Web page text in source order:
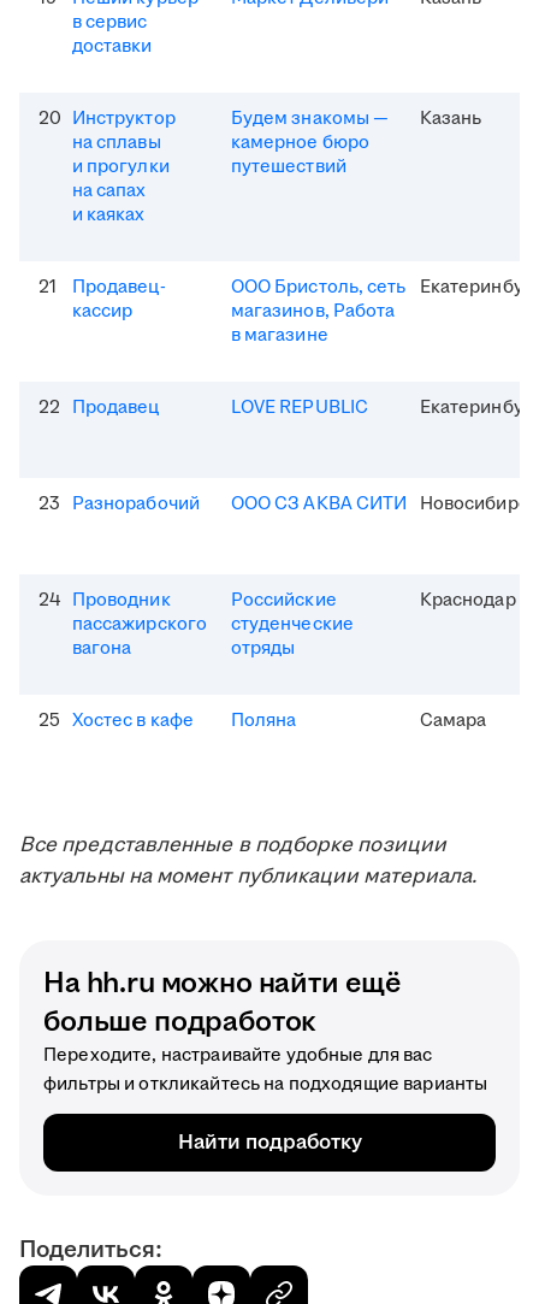
в сервис
доставки
20 Инструктор
на сплавы
и прогулки
на сапах
и каяках
Будем знакомы —
камерное бюро
путешествий
Казань
21
Продавец-
кассир
ООО Бристоль, сеть
магазинов, Работа
в магазине
22 Продавец LOVE REPUBLIC
23 Разнорабочий ООО СЗ АКВА СИТИ Новосибирск
24 Проводник
пассажирского
вагона
Российские
студенческие
отряды
Краснодар
25 Хостес в кафе Поляна Самара
Все представленные в подборке позиции
актуальны на момент публикации материала.
На hh.ru можно найти ещё
больше подработок
Переходите, настраивайте удобные для вас
фильтры и откликайтесь на подходящие варианты
Найти подработку
Поделиться: